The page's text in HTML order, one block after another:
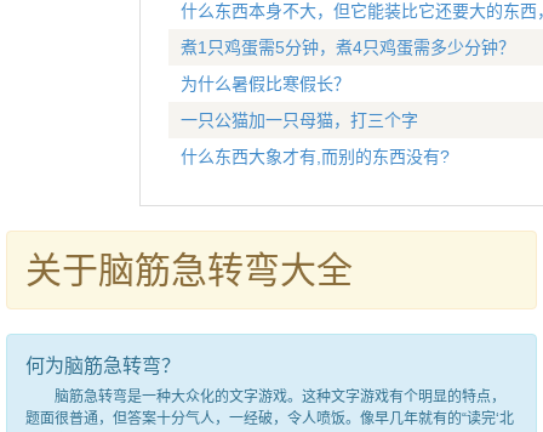
什么东西本身不大，但它能装比它还要大的东西
煮1只鸡蛋需5分钟，煮4只鸡蛋需多少分钟？
为什么暑假比寒假长？
一只公猫加一只母猫，打三个字
什么东西大象才有,而别的东西没有?
关于脑筋急转弯大全
何为脑筋急转弯？
脑筋急转弯是一种大众化的文字游戏。这种文字游戏有个明显的特点，
题面很普通，但答案十分气人，一经破，令人喷饭。像早几年就有的“读完‘北